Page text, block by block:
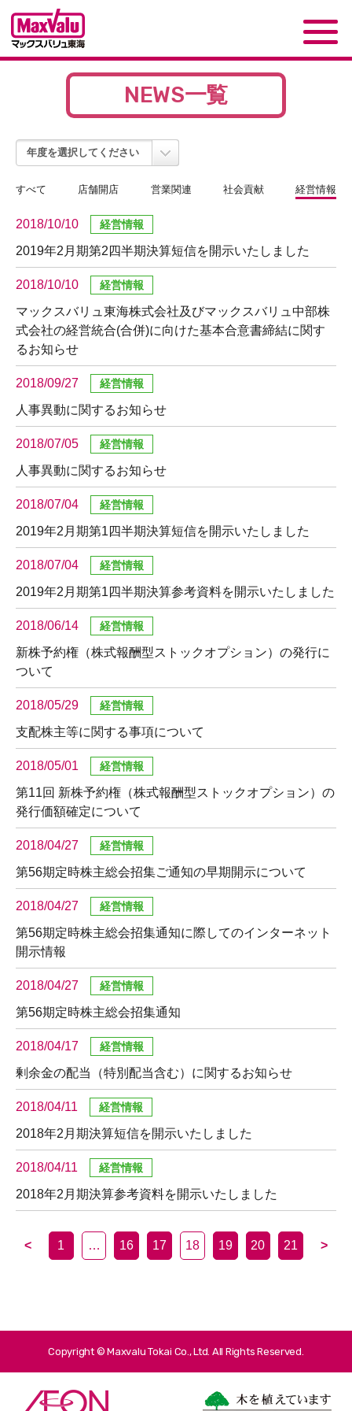
NEWS一覧
すべて 店舗開店 営業関連 社会貢献 経営情報
2018/10/10
2019年2月期第2四半期決算短信を開示いたしました
2018/10/10
マックスバリュ東海株式会社及びマックスバリュ中部株
式会社の経営統合(合併)に向けた基本合意書締結に関す
るお知らせ
2018/09/27
人事異動に関するお知らせ
2018/07/05
人事異動に関するお知らせ
2018/07/04
2019年2月期第1四半期決算短信を開示いたしました
2018/07/04
2019年2月期第1四半期決算参考資料を開示いたしました
2018/06/14
新株予約権（株式報酬型ストックオプション）の発行に
ついて
2018/05/29
支配株主等に関する事項について
2018/05/01
第11回 新株予約権（株式報酬型ストックオプション）の
発行価額確定について
2018/04/27
第56期定時株主総会招集ご通知の早期開示について
2018/04/27
第56期定時株主総会招集通知に際してのインターネット
開示情報
2018/04/27
第56期定時株主総会招集通知
2018/04/17
剰余金の配当（特別配当含む）に関するお知らせ
2018/04/11
2018年2月期決算短信を開示いたしました
2018/04/11
2018年2月期決算参考資料を開示いたしました
< 1 … 16 17 18 19 20 21 >
Copyright © Maxvalu Tokai Co., Ltd. All Rights Reserved.